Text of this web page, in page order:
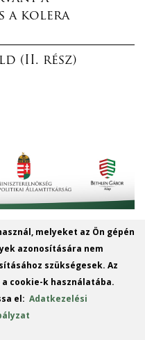
a kolera
(II. rész)
Levéltár Győr-Moson-
Győri Levéltára
Liszt Ferenc u. 13.
96 312424
melyeket az Ön gépén
azonosítására nem
szükségesek. Az
cookie-k használatába.
el:Adatkezelési